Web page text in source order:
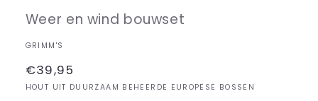
Weer en wind bouwset
GRIMM'S
Normale
prijs
€39,95
HOUT UIT DUURZAAM BEHEERDE EUROPESE BOSSEN